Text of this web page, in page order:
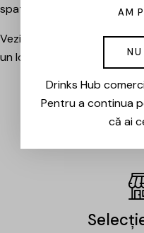
spatele lor.
Vezi evenimentele
un loc la următoarea
EVENIMENTE
AM
Drinks Hub
Pentru a continua
că ai